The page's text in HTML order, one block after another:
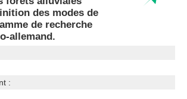
des modes de
de recherche
allemand.
: